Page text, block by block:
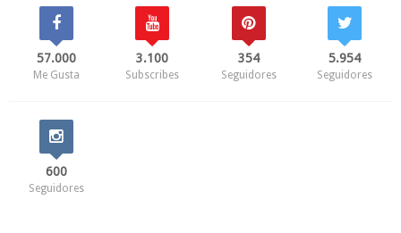
57.000
Me Gusta
3.100
Subscribes
354
Seguidores
5.954
Seguidores
600
Seguidores